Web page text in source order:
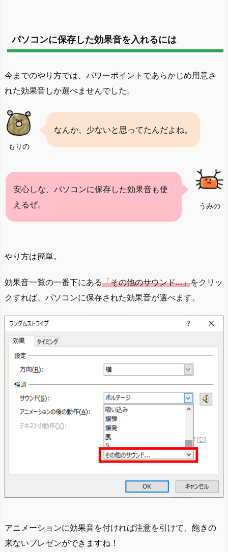
パソコンに保存した効果音を入れるには
今までのやり方では、パワーポイントであらかじめ用意さ
れた効果音しか選べませんでした。
もりの
なんか、少ないと思ってたんだよね。
うみの
安心しな、パソコンに保存した効果音も使
えるぜ。
やり方は簡単。
効果音一覧の一番下にある「その他のサウンド…」をクリッ
クすれば、パソコンに保存された効果音が選べます。
アニメーションに効果音を付ければ注意を引けて、飽きの
来ないプレゼンができますね！